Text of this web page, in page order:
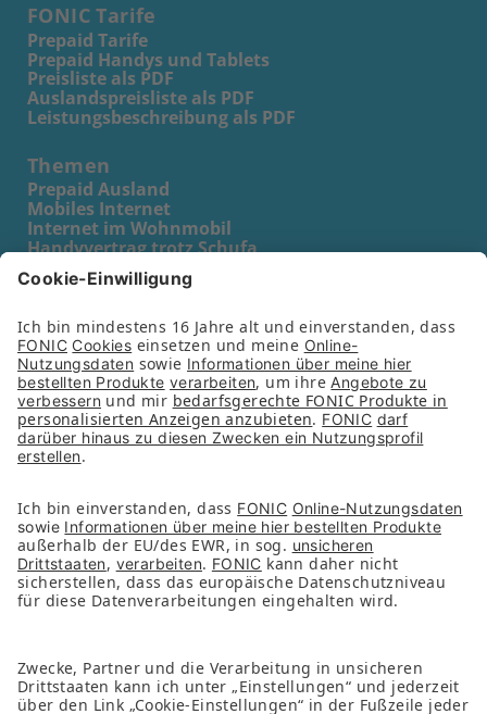
FONIC Tarife
Prepaid Tarife
Prepaid Handys und Tablets
Preisliste als PDF
Auslandspreisliste als PDF
Leistungsbeschreibung als PDF
Themen
Prepaid Ausland
Mobiles Internet
Internet im Wohnmobil
Handyvertrag trotz Schufa
Prepaid Karte für Kinder
Prepaid Karte für Schüler
Unternehmen
Partner
Presse
Kontakt
Nachhaltigkeit
FAQs
Downloads
FONIC App
Folge uns auf